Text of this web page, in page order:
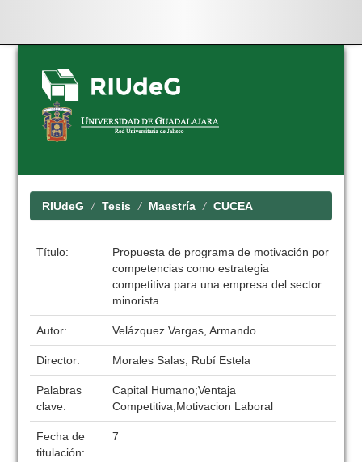
Skip
navigation
RIUdeG Tesis Maestría CUCEA
Título:
Propuesta de programa de motivación por
competencias como estrategia
competitiva para una empresa del sector
minorista
Autor: Velázquez Vargas, Armando
Director: Morales Salas, Rubí Estela
Palabras
clave:
Capital Humano;Ventaja
Competitiva;Motivacion Laboral
Fecha de
titulación:
7